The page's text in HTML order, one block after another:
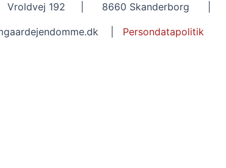
| Vroldvej 192 | 8660 Skanderborg |
| Persondatapolitik